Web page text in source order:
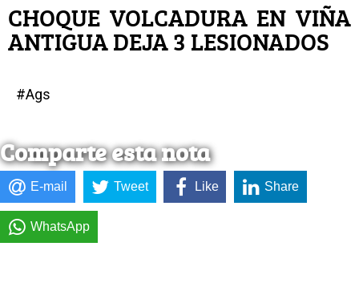
CHOQUE VOLCADURA EN VIÑA
ANTIGUA DEJA 3 LESIONADOS
#Ags
Comparte esta nota
E-mail Tweet Like Share
WhatsApp